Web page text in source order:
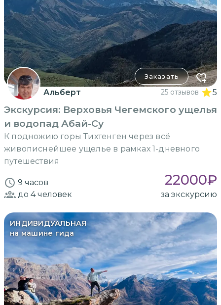
Заказать
Альберт 25 отзывов 5
Экскурсия: Верховья Чегемского ущелья
и водопад Абай-Су
К подножию горы Тихтенген через всё
живописнейшее ущелье в рамках 1-дневного
путешествия
9 часов 22000₽
до 4человек за экскурсию
ИНДИВИДУАЛЬНАЯ
на машине гида